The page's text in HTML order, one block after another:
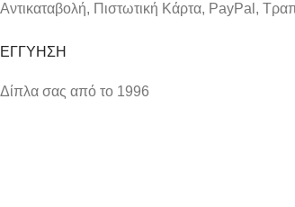
Αντικαταβολή, Πιστωτική Κάρτα, PayPal,
ΕΓΓΥΗΣΗ
Δίπλα σας από το 1996